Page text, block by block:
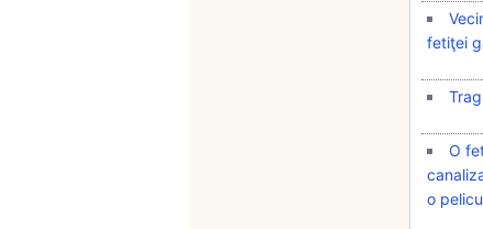
fetiţei
O
o